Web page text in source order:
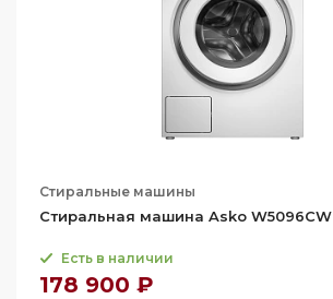
Стиральные машины
Стиральная машина Asko W5096CW
Есть в наличии
178 900 ₽